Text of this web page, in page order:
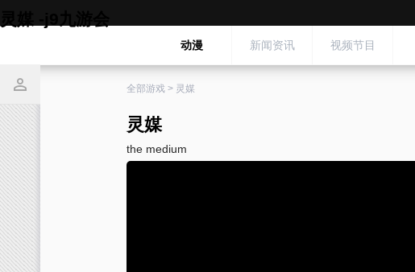
动漫 新闻资讯 视频节目
全部游戏 > 灵媒
灵媒
the medium